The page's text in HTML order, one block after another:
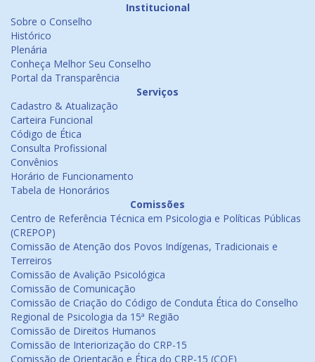
Institucional
Sobre o Conselho
Histórico
Plenária
Conheça Melhor Seu Conselho
Portal da Transparência
Serviços
Cadastro & Atualização
Carteira Funcional
Código de Ética
Consulta Profissional
Convênios
Horário de Funcionamento
Tabela de Honorários
Comissões
Centro de Referência Técnica em Psicologia e Políticas Públicas
(CREPOP)
Comissão de Atenção dos Povos Indígenas, Tradicionais e
Terreiros
Comissão de Avalição Psicológica
Comissão de Comunicação
Comissão de Criação do Código de Conduta Ética do Conselho
Regional de Psicologia da 15ª Região
Comissão de Direitos Humanos
Comissão de Interiorização do CRP-15
Comissão de Orientação e Ética do CRP-15 (COE)